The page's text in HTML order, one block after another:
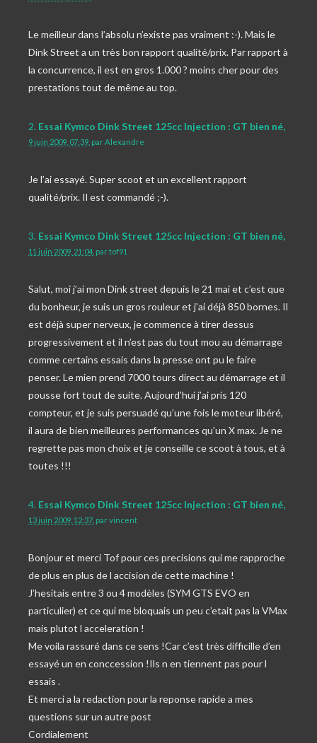
Le meilleur dans l’absolu n’existe pas vraiment :-). Mais le
Dink Street a un très bon rapport qualité/prix. Par rapport à
la concurrence, il est en gros 1.000 ? moins cher pour des
prestations tout de même au top.
2. Essai Kymco Dink Street 125cc Injection : GT bien né,
9 juin 2009, 07:39 parAlexandre
Je l’ai essayé. Super scoot et un excellent rapport
qualité/prix. Il est commandé ;-).
3. Essai Kymco Dink Street 125cc Injection : GT bien né,
11 juin 2009, 21:04 partof91
Salut, moi j’ai mon Dink street depuis le 21 mai et c’est que
du bonheur, je suis un gros rouleur et j’ai déjà 850 bornes. Il
est déjà super nerveux, je commence à tirer dessus
progressivement et il n’est pas du tout mou au démarrage
comme certains essais dans la presse ont pu le faire
penser. Le mien prend 7000 tours direct au démarrage et il
pousse fort tout de suite. Aujourd’hui j’ai pris 120
compteur, et je suis persuadé qu’une fois le moteur libéré,
il aura de bien meilleures performances qu’un X max. Je ne
regrette pas mon choix et je conseille ce scoot à tous, et à
toutes !!!
4. Essai Kymco Dink Street 125cc Injection : GT bien né,
13 juin 2009, 12:37 parvincent
Bonjour et merci Tof pour ces precisions qui me rapproche
de plus en plus de l accision de cette machine !
J’hesitais entre 3 ou 4 modèles (SYM GTS EVO en
particulier) et ce qui me bloquais un peu c’etait pas la VMax
mais plutot l acceleration !
Me voila rassuré dans ce sens !Car c’est très difficille d’en
essayé un en conccession !Ils n en tiennent pas pour l
essais .
Et merci a la redaction pour la reponse rapide a mes
questions sur un autre post
Cordialement